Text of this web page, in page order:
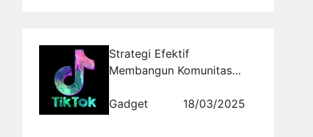
Strategi Efektif
Membangun Komunitas
Gadget
18/03/2025